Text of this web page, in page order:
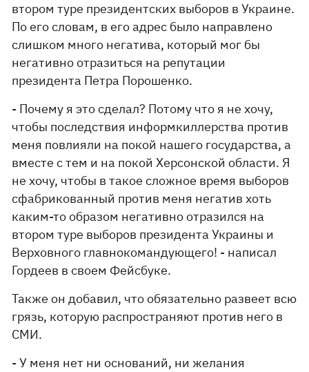
втором туре президентских выборов в Украине.
По его словам, в его адрес было направлено
слишком много негатива, который мог бы
негативно отразиться на репутации
президента Петра Порошенко.
- Почему я это сделал? Потому что я не хочу,
чтобы последствия информкиллерства против
меня повлияли на покой нашего государства, а
вместе с тем и на покой Херсонской области. Я
не хочу, чтобы в такое сложное время выборов
сфабрикованный против меня негатив хоть
каким-то образом негативно отразился на
втором туре выборов президента Украины и
Верховного главнокомандующего! - написал
Гордеев в своем Фейсбуке.
Также он добавил, что обязательно развеет всю
грязь, которую распространяют против него в
СМИ.
- У меня нет ни оснований, ни желания